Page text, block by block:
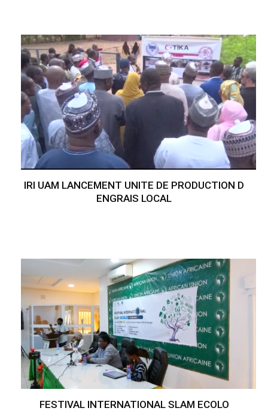
IRI UAM LANCEMENT UNITE DE PRODUCTION D
ENGRAIS LOCAL
FESTIVAL INTERNATIONAL SLAM ECOLO